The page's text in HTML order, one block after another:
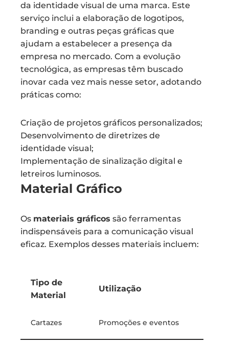
da identidade visual de uma marca. Este
serviço inclui a elaboração de logotipos,
branding e outras peças gráficas que
ajudam a estabelecer a presença da
empresa no mercado. Com a evolução
tecnológica, as empresas têm buscado
inovar cada vez mais nesse setor, adotando
práticas como:
Criação de projetos gráficos personalizados;
Desenvolvimento de diretrizes de
identidade visual;
Implementação de sinalização digital e
letreiros luminosos.
Material Gráfico
Os materiais gráficos são ferramentas
indispensáveis para a comunicação visual
eficaz. Exemplos desses materiais incluem:
Tipo de
Material
Utilização
Cartazes Promoções e eventos